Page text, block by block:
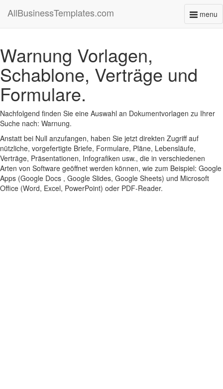
menu
AllBusinessTemplates.com
Warnung Vorlagen,
Schablone, Verträge und
Formulare.
Nachfolgend finden Sie eine Auswahl an Dokumentvorlagen zu Ihrer
Suche nach: Warnung.
Anstatt bei Null anzufangen, haben Sie jetzt direkten Zugriff auf
nützliche, vorgefertigte Briefe, Formulare, Pläne, Lebensläufe,
Verträge, Präsentationen, Infografiken usw., die in verschiedenen
Arten von Software geöffnet werden können, wie zum Beispiel: Google
Apps (Google Docs , Google Slides, Google Sheets) und Microsoft
Office (Word, Excel, PowerPoint) oder PDF-Reader.